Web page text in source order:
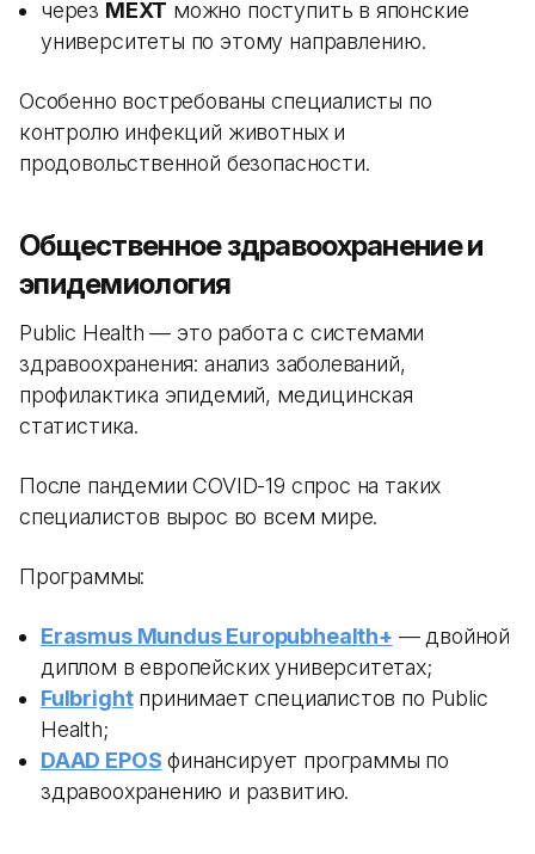
через MEXT можно поступить в японские
университеты по этому направлению.
Особенно востребованы специалисты по
контролю инфекций животных и
продовольственной безопасности.
Общественное здравоохранение и
эпидемиология
Public Health — это работа с системами
здравоохранения: анализ заболеваний,
профилактика эпидемий, медицинская
статистика.
После пандемии COVID-19 спрос на таких
специалистов вырос во всем мире.
Программы:
Erasmus Mundus Europubhealth+ — двойной
диплом в европейских университетах;
Fulbrightпринимает специалистов по Public
Health;
DAAD EPOS финансирует программы по
здравоохранению и развитию.